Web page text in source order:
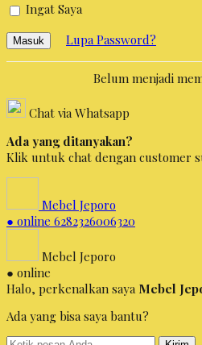
Ingat Saya
Masuk Lupa Password?
Belum menjadi
Chat via Whatsapp
Ada yang ditanyakan?
Klik untuk chat dengan customer
Mebel Jeporo
● online 6282326006320
Mebel Jeporo
● online
Halo, perkenalkan saya Mebel
Ada yang bisa saya bantu?